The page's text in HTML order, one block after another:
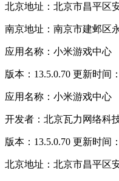
北京地址：北京市昌平区
南京地址：南京市建邺区
应用名称：小米游戏中心
版本：13.5.0.70 更新时间
应用名称：小米游戏中心
开发者：北京瓦力网络科
版本：13.5.0.70 更新时间
北京地址：北京市昌平区